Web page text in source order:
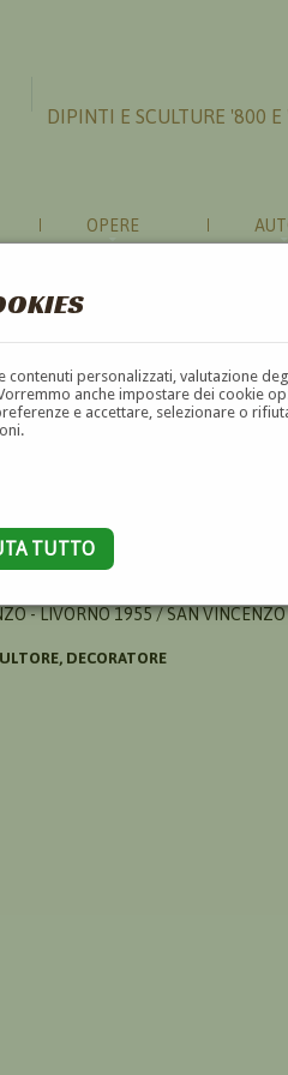
contenuti personalizzati, valutazione
anche impostare dei cookie
e accettare, selezionare o
TUTTO
DIPINTI E SCULTURE '800 E
OPERE
- LIVORNO 1955 / SAN
DECORATORE